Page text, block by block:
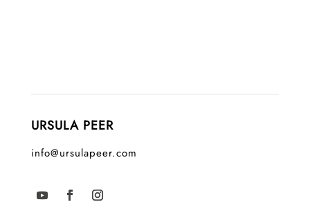
URSULA PEER
info@ursulapeer.com